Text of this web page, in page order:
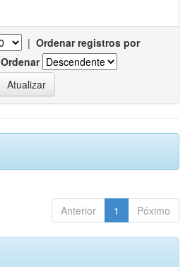
| Ordenar registros por
Ordenar
Anterior 1 Póximo